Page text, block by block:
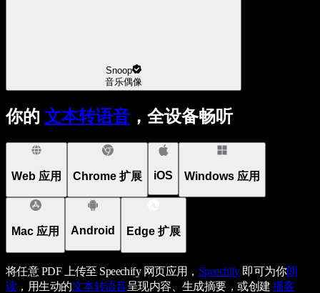
Snoop
音乐偶像
你的 文本转语音 ，全设备畅听
Web 应用 Chrome 扩展 iOS Windows 应用
Mac 应用 Android Edge 扩展
将任意 PDF 上传至 Speechify 网页应用， Speechify即可为你朗
读，用生动的文本转语音呈现内容、生成摘要，或创建播客